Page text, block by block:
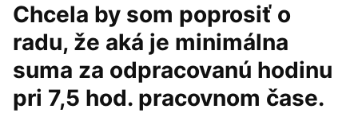
Chcela by som poprosiť o
radu, že aká je minimálna
suma za odpracovanú hodinu
pri 7,5 hod. pracovnom čase.